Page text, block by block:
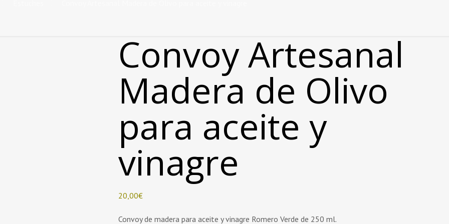
Convoy Artesanal
Madera de Olivo
para aceite y
vinagre
20,00€
Convoy de madera para aceite y vinagre Romero Verde de 250 ml.